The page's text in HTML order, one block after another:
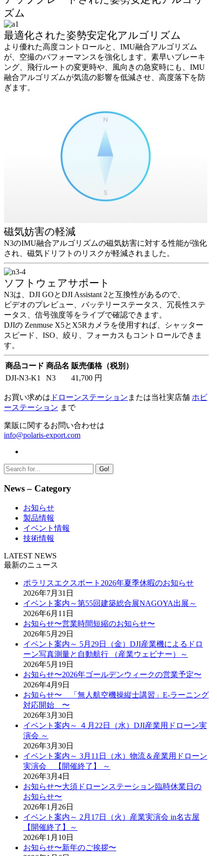
ズム
最適化された姿勢安定化アルゴリズム
より優れた高度コントロールと、IMU融合アルゴリズム
が、空撮のパフォーマンスを強化します。素早いブレーキ
ング、飛行ルートの変更時や、風向きの急変時にも、IMU
融合アルゴリズムが気流の影響を低減させ、高度落下を防
ぎます。
磁気妨害の軽減
N3のIMU融合アルゴリズムの磁気妨害に対する性能が強化
され、磁気ドリフトのリスクが軽減されました。
ソフトウェアサポート
N3は、DJI GOとDJI Assistant 2と互換性があるので、
ビデオのプレビュー、バッテリーステータス、冗長性ステ
ータス、信号強度等をライブで確認できます。
DJIの Zenmuse X5とX5Rカメラを使用すれば、シャッター
スピード、ISO、絞り、フォーカスもコントロールできま
す。
商品コード 商品名 販売価格（税別）
DJI-N3-K1
N3 41,700 円
お買い求めは ドローンステーション または当社実店舗 ホビ
ーステーション まで
業販に関するお問い合わせは
info@polaris-export.com
Go!
News – Category
お知らせ
製品情報
イベント情報
技術情報
LATEST NEWS
最新のニュース
ポラリスエクスポート2026年夏季休暇のお知らせ
2026年7月31日
イベント案内～第55回建築総合展NAGOYA出展～
2026年6月11日
お知らせ〜営業時間短縮のお知らせ〜
2026年5月29日
イベント案内～ 5月29日（金）DJI産業機によるドロ
ーン写真測量と自動航行 （産業ウェビナー）～
2026年5月19日
お知らせ〜2026年ゴールデンウィークの営業予定〜
2026年4月9日
お知らせ〜 「無人航空機操縦士講習」E-ラーニング
対応開始 〜
2026年3月30日
イベント案内～ ４月22日（水）DJI産業用ドローン実
演会 ～
2026年3月30日
イベント案内～ 3月11日（水）物流＆産業用ドローン
実演会 【開催終了】 ～
2026年3月4日
お知らせ〜大須ドローンステーション臨時休業日の
お知らせ〜
2026年1月26日
イベント案内～ 2月17日（火）産業実演会 in名古屋
【開催終了】～
2026年1月10日
お知らせ〜新年のご挨拶〜